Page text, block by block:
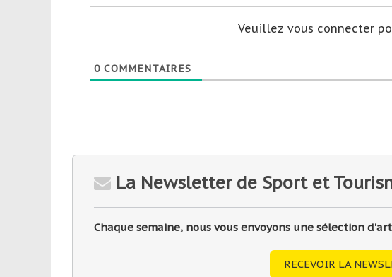
Veuillez vous connecter
0 COMMENTAIRES
La Newsletter de Sport et
Chaque semaine, nous vous envoyons une sélection
RECEVOIR LA